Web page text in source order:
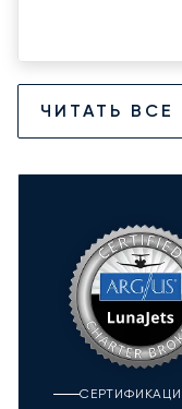
ЧИТАТЬ